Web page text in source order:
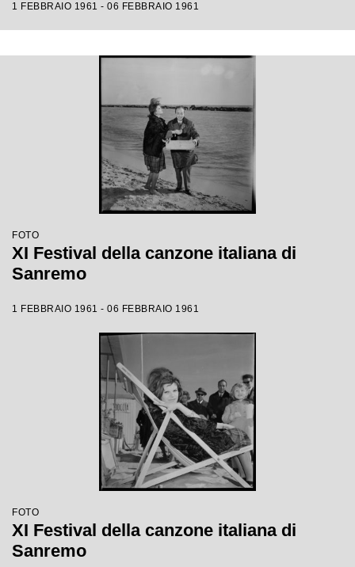
1 FEBBRAIO 1961 - 06 FEBBRAIO 1961
FOTO
XI Festival della canzone italiana di
Sanremo
1 FEBBRAIO 1961 - 06 FEBBRAIO 1961
FOTO
XI Festival della canzone italiana di
Sanremo